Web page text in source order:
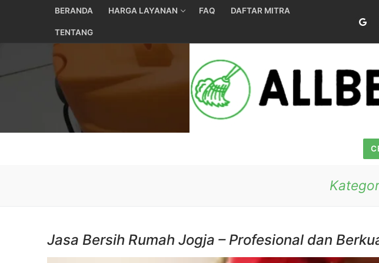
BERANDA HARGA LAYANAN FAQ DAFTAR MITRA
TENTANG
Jasa Bersih Rumah Jogja – Profesional dan